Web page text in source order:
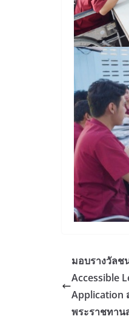
มอบรางวัลช
Accessible
Application
พระราชทาน